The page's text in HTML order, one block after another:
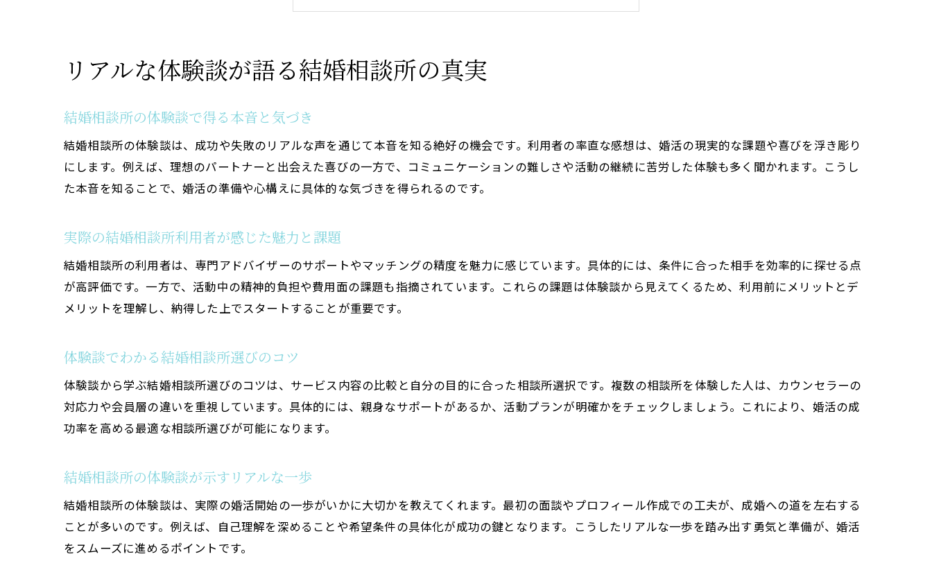
結婚相談所の体験談が示すリアルな一歩
体験談を通じて結婚相談所を理解する
結婚相談所利用者の成功と失敗の分岐点
成功者が語る結婚相談所活用の秘訣とは
結婚相談所でありがちな失敗談の傾向
結婚相談所の体験談で判明したNG行動集
婚活成功者が避けた結婚相談所の失敗例
結婚相談所のリアルなNG行動を体験談で紹介
結婚相談所でのお見合いが安心な理由とは
リアルな体験談が語る結婚相談所の真実
結婚相談所の体験談で得る本音と気づき
結婚相談所の体験談は、成功や失敗のリアルな声を通じて本音を知る絶好の機会です。利用者の率直な感想は、婚活の現実的な課題や喜びを浮き彫り
にします。例えば、理想のパートナーと出会えた喜びの一方で、コミュニケーションの難しさや活動の継続に苦労した体験も多く聞かれます。こうし
た本音を知ることで、婚活の準備や心構えに具体的な気づきを得られるのです。
実際の結婚相談所利用者が感じた魅力と課題
結婚相談所の利用者は、専門アドバイザーのサポートやマッチングの精度を魅力に感じています。具体的には、条件に合った相手を効率的に探せる点
が高評価です。一方で、活動中の精神的負担や費用面の課題も指摘されています。これらの課題は体験談から見えてくるため、利用前にメリットとデ
メリットを理解し、納得した上でスタートすることが重要です。
体験談でわかる結婚相談所選びのコツ
体験談から学ぶ結婚相談所選びのコツは、サービス内容の比較と自分の目的に合った相談所選択です。複数の相談所を体験した人は、カウンセラーの
対応力や会員層の違いを重視しています。具体的には、親身なサポートがあるか、活動プランが明確かをチェックしましょう。これにより、婚活の成
功率を高める最適な相談所選びが可能になります。
結婚相談所の体験談が示すリアルな一歩
結婚相談所の体験談は、実際の婚活開始の一歩がいかに大切かを教えてくれます。最初の面談やプロフィール作成での工夫が、成婚への道を左右する
ことが多いのです。例えば、自己理解を深めることや希望条件の具体化が成功の鍵となります。こうしたリアルな一歩を踏み出す勇気と準備が、婚活
をスムーズに進めるポイントです。